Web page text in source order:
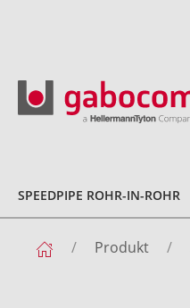
SPEEDPIPE ROHR-IN-ROHR
Produkt